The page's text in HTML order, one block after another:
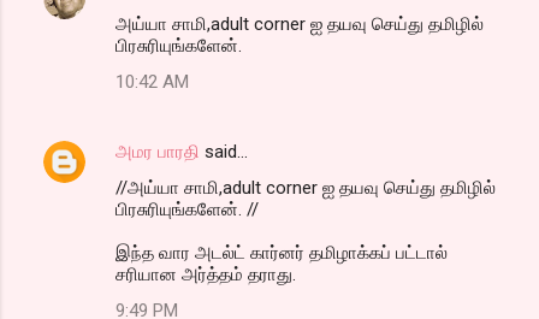
அய்யா சாமி,adult corner ஐ தயவு செய்து தமிழில்
பிரசுரியுங்களேன்.
10:42 AM
அமர பாரதி said…
//அய்யா சாமி,adult corner ஐ தயவு செய்து தமிழில்
பிரசுரியுங்களேன். //
இந்த வார அடல்ட் கார்னர் தமிழாக்கப் பட்டால்
சரியான அர்த்தம் தராது.
9:49 PM